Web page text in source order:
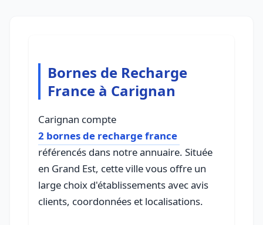
Bornes de Recharge
France à Carignan
Carignan compte
2 bornes de recharge france
référencés dans notre annuaire. Située
en Grand Est, cette ville vous offre un
large choix d'établissements avec avis
clients, coordonnées et localisations.